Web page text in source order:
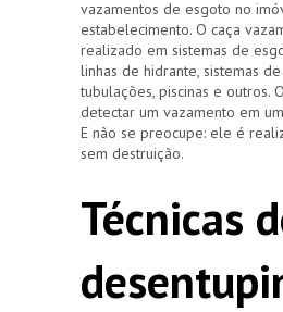
vazamentos de esgoto no
estabelecimento. O caça
realizado em sistemas de
linhas de hidrante, sistemas
tubulações, piscinas e outros.
detectar um vazamento em
E não se preocupe: ele é
sem destruição.
Técnicas